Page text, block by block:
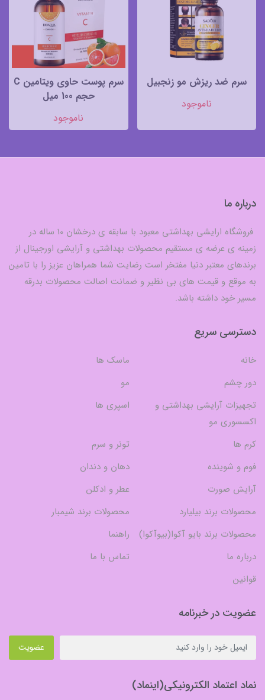
سرم ضد ریزش مو زنجبیل
ناموجود
سرم پوست حاوی ویتامین C
حجم 100 میل
ناموجود
درباره ما
فروشگاه ارایشی بهداشتی معبود با سابقه ی درخشان 10 ساله در
زمینه ی عرضه ی مستقیم محصولات بهداشتی و آرایشی اورجینال از
برندهای معتبر دنیا مفتخر است رضایت شما همراهان عزیز را با تامین
به موقع و قیمت های بی نظیر و ضمانت اصالت محصولات بدرقه
مسیر خود داشته باشد.
دسترسی سریع
خانه
ماسک ها
دور چشم
مو
تجهیزات آرایشی بهداشتی و
اکسسوری مو
اسپری ها
کرم ها
تونر و سرم
فوم و شوینده
دهان و دندان
آرایش صورت
عطر و ادکلن
محصولات برند بیلیارد
محصولات برند شیمبار
محصولات برند بایو آکوا(بیوآکوا)
راهنما
درباره ما
تماس با ما
قوانین
عضویت در خبرنامه
عضویت
نماد اعتماد الکترونیکی(اینماد)